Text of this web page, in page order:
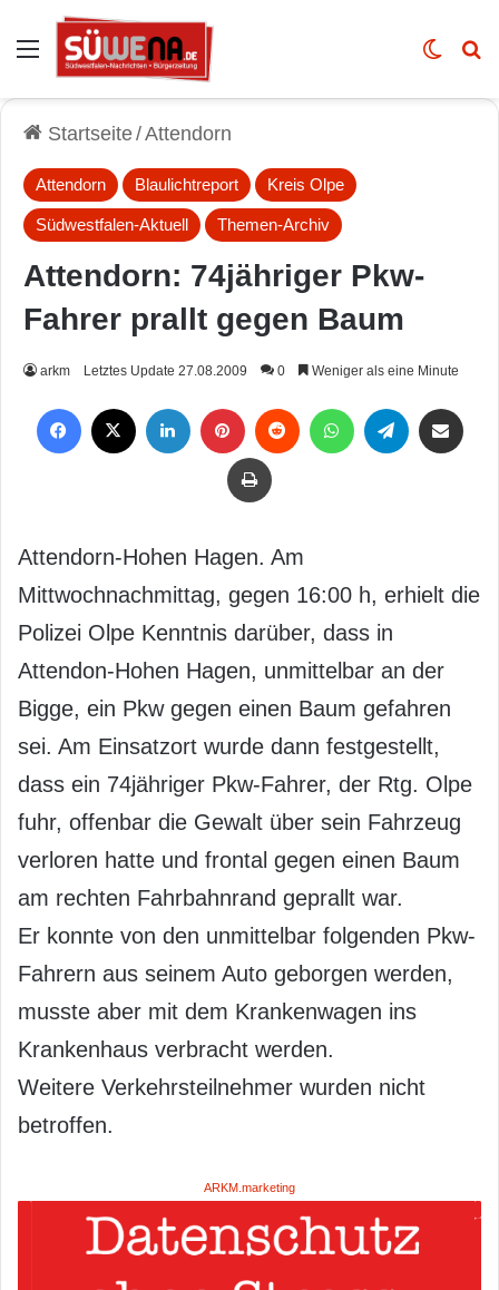
Auswahl Skin
Startseite/Attendorn
Attendorn Blaulichtreport Kreis Olpe
Südwestfalen-Aktuell Themen-Archiv
Attendorn: 74jähriger Pkw-
Fahrer prallt gegen Baum
arkm Letztes Update 27.08.2009 0 Weniger als eine Minute
Drucken
Attendorn-Hohen Hagen. Am
Mittwochnachmittag, gegen 16:00 h, erhielt die
Polizei Olpe Kenntnis darüber, dass in
Attendon-Hohen Hagen, unmittelbar an der
Bigge, ein Pkw gegen einen Baum gefahren
sei. Am Einsatzort wurde dann festgestellt,
dass ein 74jähriger Pkw-Fahrer, der Rtg. Olpe
fuhr, offenbar die Gewalt über sein Fahrzeug
verloren hatte und frontal gegen einen Baum
am rechten Fahrbahnrand geprallt war.
Er konnte von den unmittelbar folgenden Pkw-
Fahrern aus seinem Auto geborgen werden,
musste aber mit dem Krankenwagen ins
Krankenhaus verbracht werden.
Weitere Verkehrsteilnehmer wurden nicht
betroffen.
ARKM.marketing